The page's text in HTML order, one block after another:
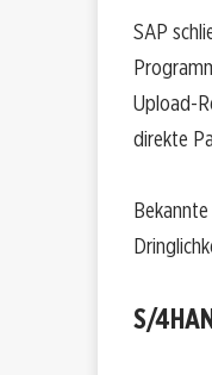
SAP
Upload-
direkte
S/